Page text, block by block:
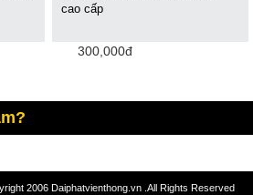
cao cấp
300,000đ
2006 Daiphatvienthong.vn .All Rights Reserved